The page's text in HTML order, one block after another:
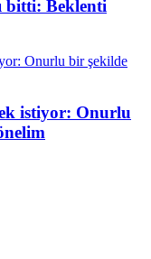
bitti: Beklenti
istiyor: Onurlu